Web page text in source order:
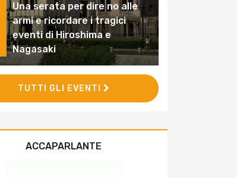
Una serata per dire no alle
armi e ricordare i tragici
eventi di Hiroshima e
Nagasaki
TUTTI GLI EVENTI
ACCAPARLANTE